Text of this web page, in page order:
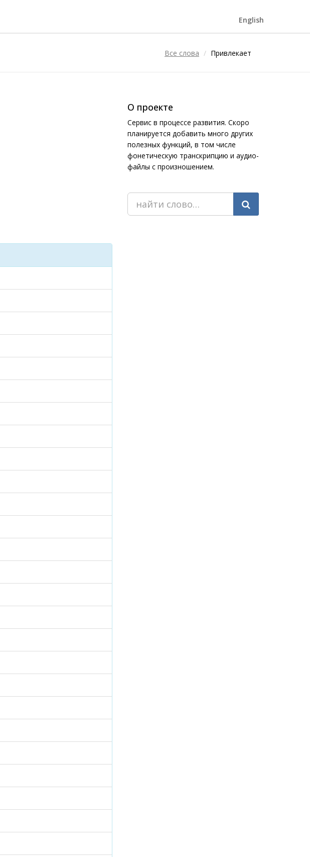
English
Все слова Привлекает
О проекте
Сервис в процессе развития. Скоро
планируется добавить много других
полезных функций, в том числе
фонетическую транскрипцию и аудио-
файлы с произношением.